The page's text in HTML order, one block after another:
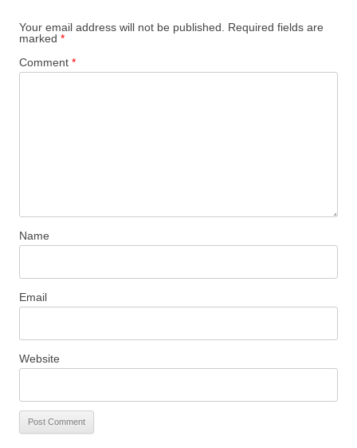
Your email address will not be published.
Required fields are
marked *
Comment *
Name
Email
Website